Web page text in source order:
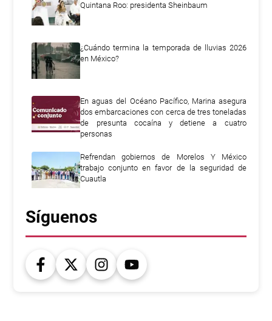
Quintana Roo: presidenta Sheinbaum
¿Cuándo termina la temporada de lluvias 2026
en México?
En aguas del Océano Pacífico, Marina asegura
dos embarcaciones con cerca de tres toneladas
de presunta cocaína y detiene a cuatro
personas
Refrendan gobiernos de Morelos Y México
trabajo conjunto en favor de la seguridad de
Cuautla
Síguenos